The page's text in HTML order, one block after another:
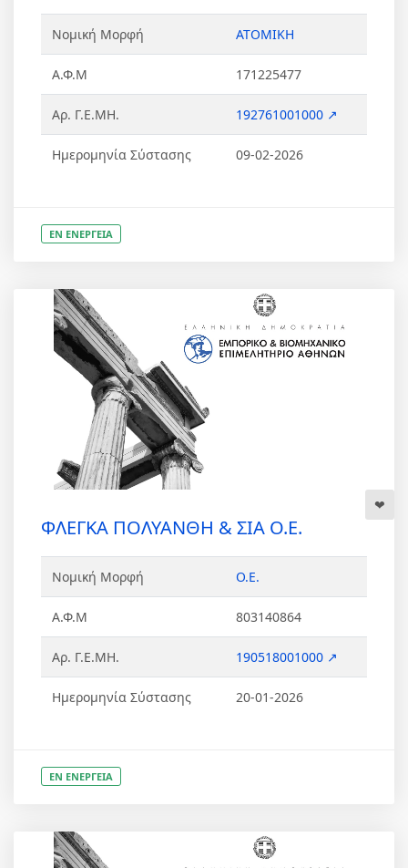
Νομική Μορφή ΑΤΟΜΙΚΗ
Α.Φ.Μ 171225477
Αρ. Γ.Ε.ΜΗ. 192761001000 ↗
Ημερομηνία Σύστασης 09-02-2026
ΕΝ ΕΝΕΡΓΕΙΑ
ΦΛΕΓΚΑ ΠΟΛΥΑΝΘΗ & ΣΙΑ Ο.Ε.
Νομική Μορφή Ο.Ε.
Α.Φ.Μ 803140864
Αρ. Γ.Ε.ΜΗ. 190518001000 ↗
Ημερομηνία Σύστασης 20-01-2026
ΕΝ ΕΝΕΡΓΕΙΑ